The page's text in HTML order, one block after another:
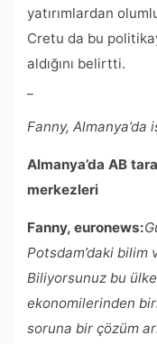
yatırımlardan
Cretu da bu
aldığını belirtti.
Fanny, Almanya’da
Almanya’da AB
merkezleri
Fanny, euronews:
Potsdam’daki bilim
Biliyorsunuz bu
ekonomilerinden
soruna bir çözüm